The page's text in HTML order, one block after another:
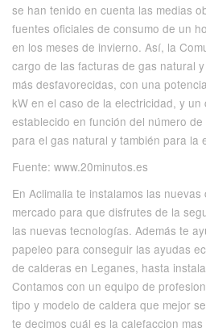
se han tenido en cuenta las medias
fuentes oficiales de consumo de un
en los meses de invierno. Así, la
cargo de las facturas de gas natural
más desfavorecidas, con una
kW en el caso de la electricidad, y un
establecido en función del número
para el gas natural y también para la
Fuente: www.20minutos.es
En Aclimalia te instalamos las
mercado para que disfrutes de la
las nuevas tecnologías. Además te
papeleo para conseguir las ayudas
de calderas en Leganes, hasta
Contamos con un equipo de
tipo y modelo de caldera que mejor
te decimos cuál es la calefaccion